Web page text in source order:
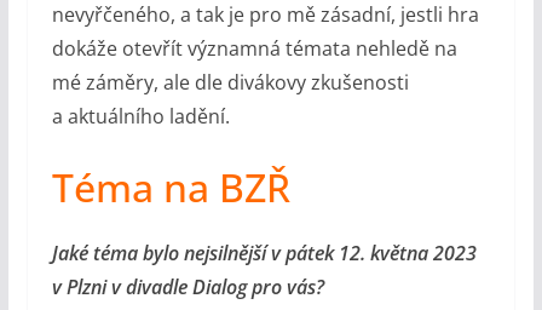
nevyřčeného, a tak je pro mě zásadní, jestli hra
dokáže otevřít významná témata nehledě na
mé záměry, ale dle divákovy zkušenosti
a aktuálního ladění.
Téma na BZŘ
Jaké téma bylo nejsilnější v pátek 12. května 2023
v Plzni v divadle Dialog pro vás?